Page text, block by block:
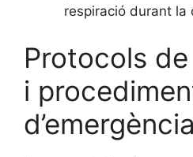
respiració durant la
Protocols
i
d’emergència